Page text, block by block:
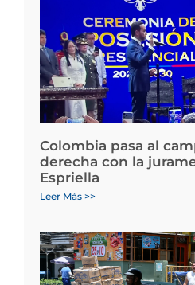
Colombia pasa al
derecha con la
Espriella
Leer Más >>